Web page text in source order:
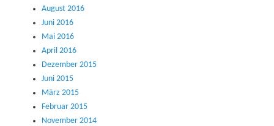
August 2016
Juni 2016
Mai 2016
April 2016
Dezember 2015
Juni 2015
März 2015
Februar 2015
November 2014